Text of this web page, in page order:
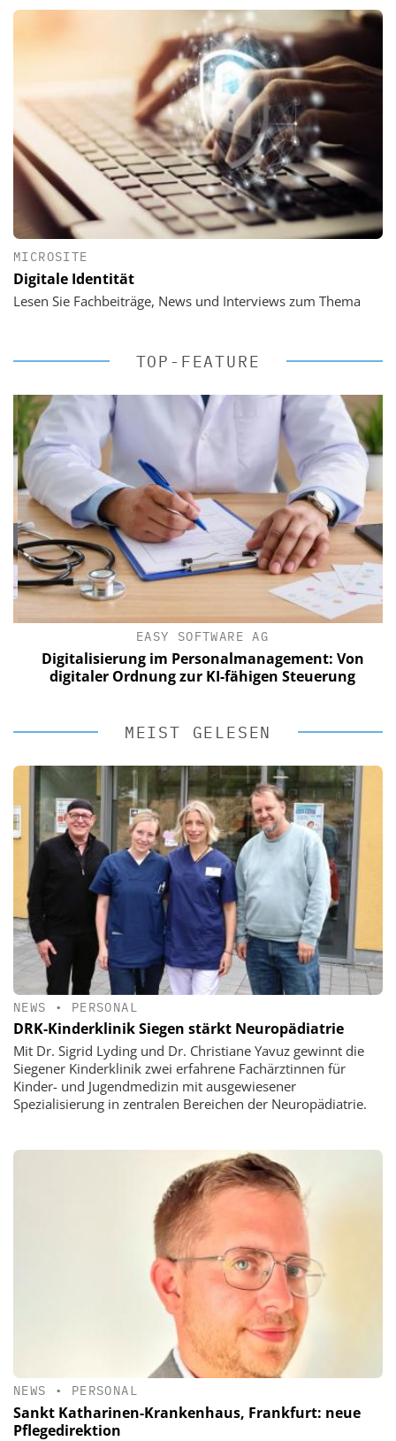
MICROSITE
Digitale Identität
Lesen Sie Fachbeiträge, News und Interviews zum Thema
TOP-FEATURE
EASY SOFTWARE AG
Digitalisierung im Personalmanagement: Von
digitaler Ordnung zur KI-fähigen Steuerung
MEIST GELESEN
NEWS • PERSONAL
DRK-Kinderklinik Siegen stärkt Neuropädiatrie
Mit Dr. Sigrid Lyding und Dr. Christiane Yavuz gewinnt die
Siegener Kinderklinik zwei erfahrene Fachärztinnen für
Kinder- und Jugendmedizin mit ausgewiesener
Spezialisierung in zentralen Bereichen der Neuropädiatrie.
NEWS • PERSONAL
Sankt Katharinen-Krankenhaus, Frankfurt: neue
Pflegedirektion